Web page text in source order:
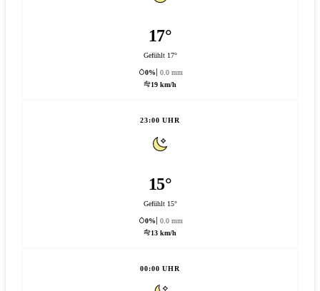
17°
Gefühlt 17°
0%
0.0 mm
19 km/h
23:00 UHR
15°
Gefühlt 15°
0%
0.0 mm
13 km/h
00:00 UHR